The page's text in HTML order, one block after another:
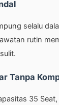
selalu
rutin
Tanpa
35